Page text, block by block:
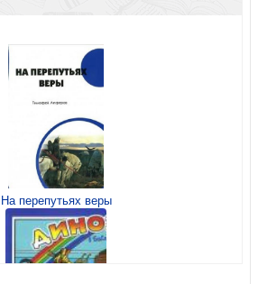
На перепутьях веры